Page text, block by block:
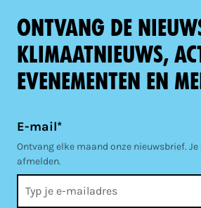
Ontvang de
klimaatnieuws,
evenementen en
E-mail*
Ontvang elke maand onze nieuwsbrief.
afmelden.